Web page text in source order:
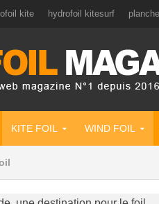
kite hydrofoil kitesurf
KITE FOIL WIND FOIL